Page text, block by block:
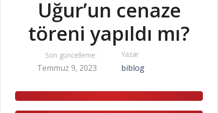
Uğur’un cenaze
töreni yapıldı mı?
Son güncelleme:
Temmuz 9, 2023
Yazar
biblog